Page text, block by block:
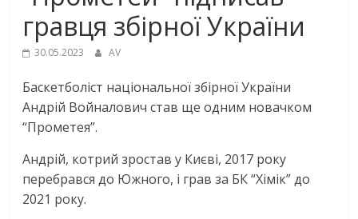
гравця збірної України
30.05.2023 AV
Баскетболіст національної збірної України
Андрiй Войналович став ще одним новачком
“Прометея”.
Андрій, котрий зростав у Києві, 2017 року
перебрався до Южного, і грав за БК “Хiмiк” до
2021 року.